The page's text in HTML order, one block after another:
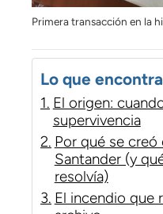
Primera transacción en la
Lo que
El origen:
supervivencia
Por qué se creó
Santander (y
resolvía)
El incendio que